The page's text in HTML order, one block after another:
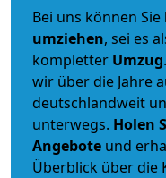
Bei uns können Sie
umziehen, sei es
kompletter Umzug
wir über die Jahre
deutschlandweit
unterwegs. Holen
Angebote und
Überblick über die